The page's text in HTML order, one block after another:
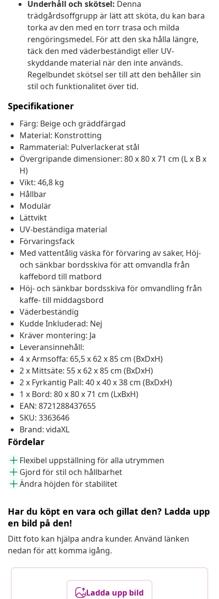
Underhåll och skötsel: Denna
trädgårdsoffgrupp är lätt att sköta, du kan bara
torka av den med en torr trasa och milda
rengöringsmedel. För att den ska hålla längre,
täck den med väderbeständigt eller UV-
skyddande material när den inte används.
Regelbundet skötsel ser till att den behåller sin
stil och funktionalitet över tid.
Specifikationer
Färg: Beige och gräddfärgad
Material: Konstrotting
Rammaterial: Pulverlackerat stål
Övergripande dimensioner: 80 x 80 x 71 cm (L x B x
H)
Vikt: 46,8 kg
Hållbar
Modulär
Lättvikt
UV-beständiga material
Förvaringsfack
Med vattentålig väska för förvaring av saker, Höj-
och sänkbar bordsskiva för att omvandla från
kaffebord till matbord
Höj- och sänkbar bordsskiva för omvandling från
kaffe- till middagsbord
Väderbeständig
Kudde Inkluderad: Nej
Kräver montering: Ja
Leveransinnehåll:
4 x Armsoffa: 65,5 x 62 x 85 cm (BxDxH)
2 x Mittsäte: 55 x 62 x 85 cm (BxDxH)
2 x Fyrkantig Pall: 40 x 40 x 38 cm (BxDxH)
1 x Bord: 80 x 80 x 71 cm (LxBxH)
EAN: 8721288437655
SKU: 3363646
Brand: vidaXL
Fördelar
Flexibel uppställning för alla utrymmen
Gjord för stil och hållbarhet
Ändra höjden för stabilitet
Har du köpt en vara och gillat den? Ladda upp
en bild på den!
Ditt foto kan hjälpa andra kunder. Använd länken
nedan för att komma igång.
Ladda upp bild